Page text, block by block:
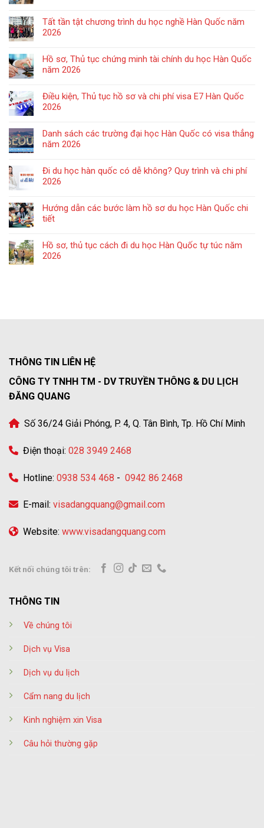
Tất tần tật chương trình du học nghề Hàn Quốc năm
2026
Hồ sơ, Thủ tục chứng minh tài chính du học Hàn Quốc
năm 2026
Điều kiện, Thủ tục hồ sơ và chi phí visa E7 Hàn Quốc
2026
Danh sách các trường đại học Hàn Quốc có visa thẳng
năm 2026
Đi du học hàn quốc có dễ không? Quy trình và chi phí
2026
Hướng dẫn các bước làm hồ sơ du học Hàn Quốc chi
tiết
Hồ sơ, thủ tục cách đi du học Hàn Quốc tự túc năm
2026
THÔNG TIN LIÊN HỆ
CÔNG TY TNHH TM - DV TRUYỀN THÔNG & DU LỊCH
ĐĂNG QUANG
Số 36/24 Giải Phóng, P. 4, Q. Tân Bình, Tp. Hồ Chí Minh
Điện thoại: 028 3949 2468
Hotline: 0938 534 468 - 0942 86 2468
E-mail: visadangquang@gmail.com
Website: www.visadangquang.com
Kết nối chúng tôi trên:
THÔNG TIN
Về chúng tôi
Dịch vụ Visa
Dịch vụ du lịch
Cẩm nang du lịch
Kinh nghiệm xin Visa
Câu hỏi thường gặp